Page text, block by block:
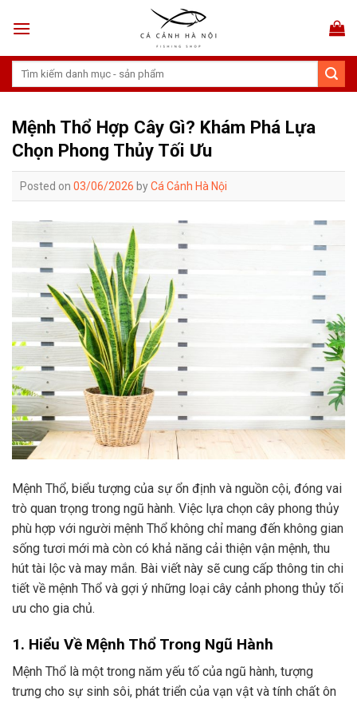
Tìm
Mệnh Thổ Hợp Cây Gì? Khám Phá Lựa
Chọn Phong Thủy Tối Ưu
Posted on 03/06/2026 byCá Cảnh Hà Nội
Mệnh Thổ, biểu tượng của sự ổn định và nguồn cội, đóng vai
trò quan trọng trong ngũ hành. Việc lựa chọn cây phong thủy
phù hợp với người mệnh Thổ không chỉ mang đến không gian
sống tươi mới mà còn có khả năng cải thiện vận mệnh, thu
hút tài lộc và may mắn. Bài viết này sẽ cung cấp thông tin chi
tiết về mệnh Thổ và gợi ý những loại cây cảnh phong thủy tối
ưu cho gia chủ.
1. Hiểu Về Mệnh Thổ Trong Ngũ Hành
Mệnh Thổ là một trong năm yếu tố của ngũ hành, tượng
trưng cho sự sinh sôi, phát triển của vạn vật và tính chất ôn